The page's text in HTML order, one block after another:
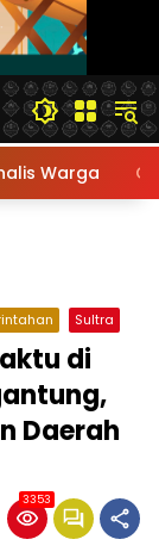
Warga
Sultra
di
Daerah
3353